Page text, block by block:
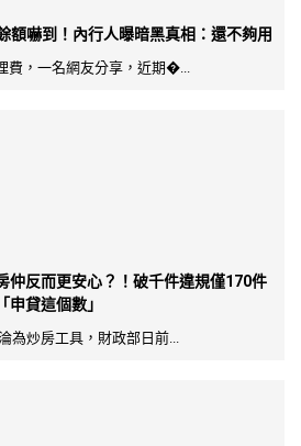
額嚇到！內行人曝暗黑真相：還不夠用
費，一名網友分享，近期�...
仲反而更安心？！破千件違規僅170件
貸這個數」
為炒房工具，財政部日前...